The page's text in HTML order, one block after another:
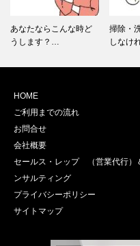
あなたならこんな時ど
うします？…
掃除・
しなけ
HOME
ご利用までの流れ
お問合せ
会社概要
セールス・レップ （営業代行）
ンサルティング
プライバシーポリシー
サイトマップ